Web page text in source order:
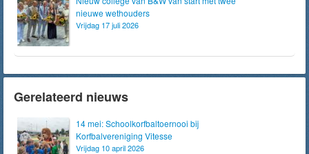
nieuwe wethouders
Vrijdag 17 juli 2026
Gerelateerd nieuws
14 mei: Schoolkorfbaltoernooi bij
Korfbalvereniging Vitesse
Vrijdag 10 april 2026